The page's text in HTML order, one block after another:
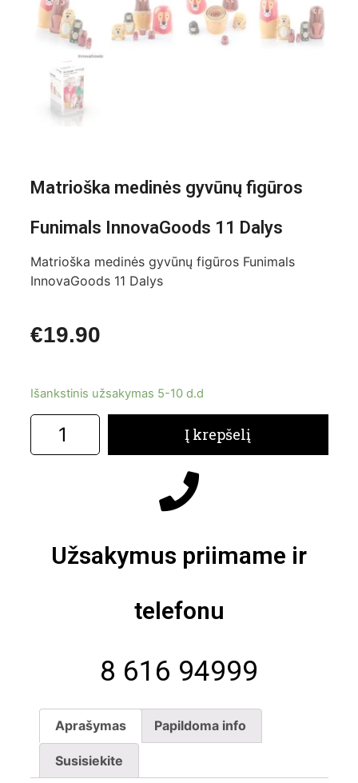
Matrioška medinės gyvūnų figūros
Funimals InnovaGoods 11 Dalys
Matrioška medinės gyvūnų figūros Funimals
InnovaGoods 11 Dalys
€19.90
Išankstinis užsakymas 5-10 d.d
Į krepšelį
Užsakymus priimame ir
telefonu
8 616 94999
Aprašymas Papildoma info
Susisiekite